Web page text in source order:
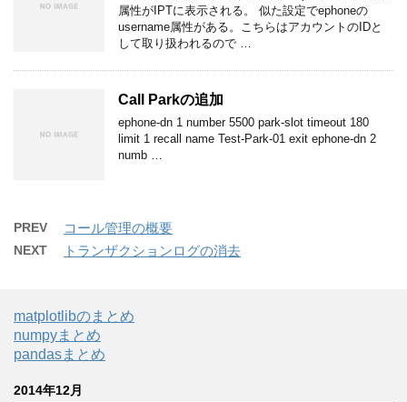
属性がIPTに表示される。 似た設定でephoneの
username属性がある。こちらはアカウントのIDと
して取り扱われるので …
Call Parkの追加
ephone-dn 1 number 5500 park-slot timeout 180
limit 1 recall name Test-Park-01 exit ephone-dn 2
numb …
PREV コール管理の概要
NEXT トランザクションログの消去
matplotlibのまとめ
numpyまとめ
pandasまとめ
2014年12月